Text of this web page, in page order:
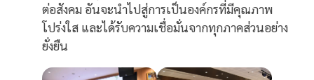
ต่อสังคม อันจะนำไปสู่การเป็นองค์กรที่มีคุณภาพ
โปร่งใส และได้รับความเชื่อมั่นจากทุกภาคส่วนอย่าง
ยั่งยืน